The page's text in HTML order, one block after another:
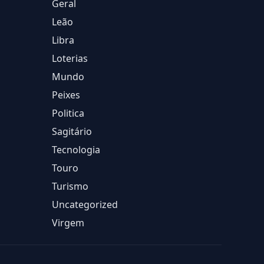
Geral
Leão
Libra
Loterias
Mundo
Peixes
Politica
Sagitário
Tecnologia
Touro
Turismo
Uncategorized
Virgem